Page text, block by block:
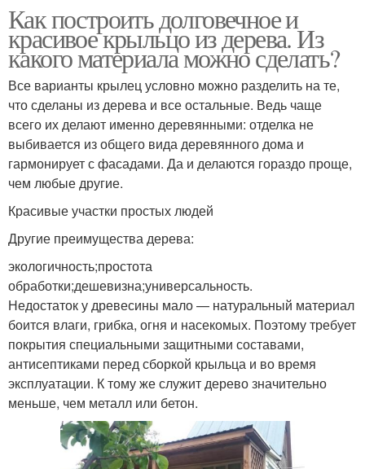
Как построить долговечное и
красивое крыльцо из дерева. Из
какого материала можно сделать?
Все варианты крылец условно можно разделить на те,
что сделаны из дерева и все остальные. Ведь чаще
всего их делают именно деревянными: отделка не
выбивается из общего вида деревянного дома и
гармонирует с фасадами. Да и делаются гораздо проще,
чем любые другие.
Красивые участки простых людей
Другие преимущества дерева:
экологичность;простота
обработки;дешевизна;универсальность.
Недостаток у древесины мало — натуральный материал
боится влаги, грибка, огня и насекомых. Поэтому требует
покрытия специальными защитными составами,
антисептиками перед сборкой крыльца и во время
эксплуатации. К тому же служит дерево значительно
меньше, чем металл или бетон.